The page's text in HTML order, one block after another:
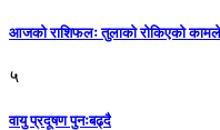
आजको राशिफलः तुलाकाे रोकिएको
५
वायु प्रदूषण पुनःबढ्दै